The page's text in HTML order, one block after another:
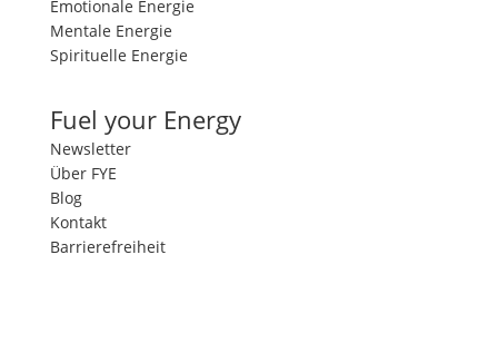
Emotionale Energie
Mentale Energie
Spirituelle Energie
Fuel your Energy
Newsletter
Über FYE
Blog
Kontakt
Barrierefreiheit